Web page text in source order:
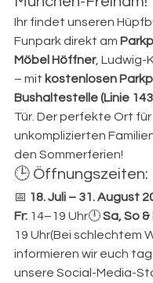
Ihr findet unseren
Funpark direkt am
Möbel Höffner, Ludwig-
– mit kostenlosen
Bushaltestelle (Linie
Tür. Der perfekte Ort
unkomplizierten
den Sommerferien!
🕒 Öffnungszeiten:
📅 18. Juli – 31. August
Fr: 14–19 Uhr🕛 Sa, So
19 Uhr(Bei schlechtem
informieren wir euch
unsere Social-Media-